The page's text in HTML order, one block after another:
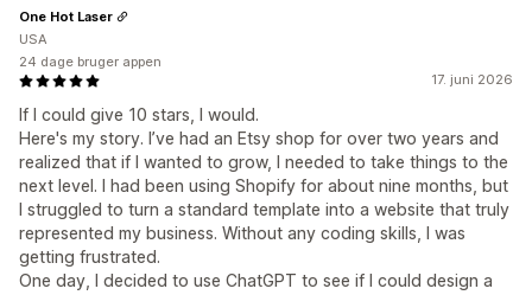
17. juni 2026
If I could give 10 stars, I would.
Here's my story. I’ve had an Etsy shop for over two years and
realized that if I wanted to grow, I needed to take things to the
next level. I had been using Shopify for about nine months, but
I struggled to turn a standard template into a website that truly
represented my business. Without any coding skills, I was
getting frustrated.
One day, I decided to use ChatGPT to see if I could design a
One Hot Laser
USA
24 dage bruger appen